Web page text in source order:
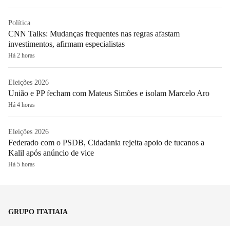
Política
CNN Talks: Mudanças frequentes nas regras afastam
investimentos, afirmam especialistas
Há 2 horas
Eleições 2026
União e PP fecham com Mateus Simões e isolam Marcelo Aro
Há 4 horas
Eleições 2026
Federado com o PSDB, Cidadania rejeita apoio de tucanos a
Kalil após anúncio de vice
Há 5 horas
GRUPO ITATIAIA